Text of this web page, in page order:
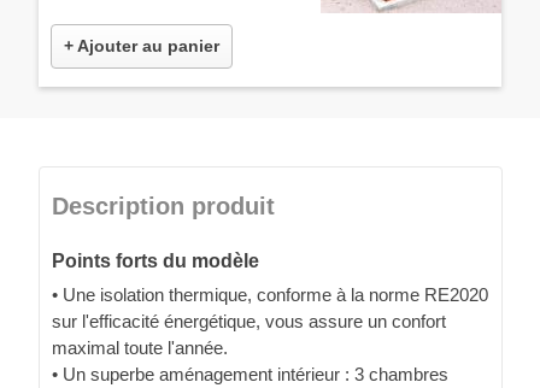
+ Ajouter au panier
Description produit
Points forts du modèle
• Une isolation thermique, conforme à la norme RE2020
sur l'efficacité énergétique, vous assure un confort
maximal toute l'année.
• Un superbe aménagement intérieur : 3 chambres